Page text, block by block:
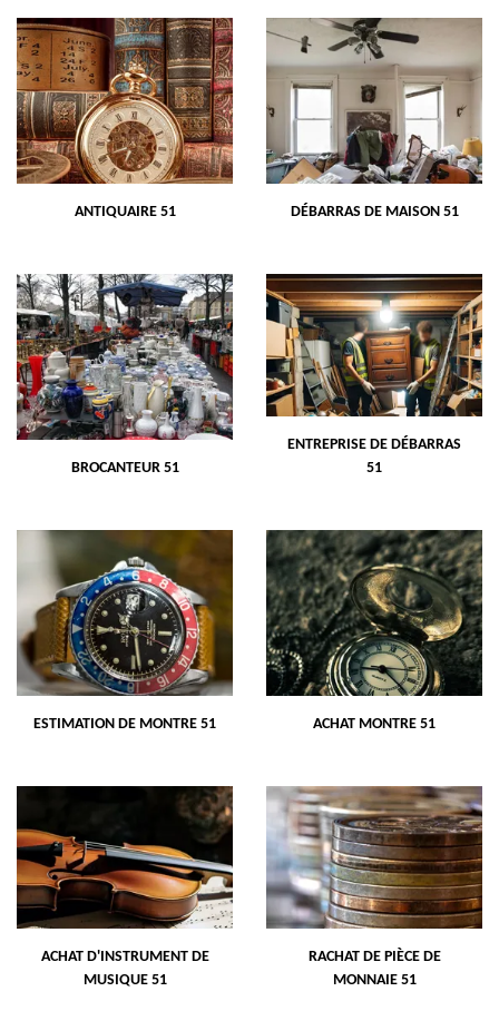
ANTIQUAIRE 51 DÉBARRAS DE MAISON 51
BROCANTEUR 51
ENTREPRISE DE DÉBARRAS
51
ESTIMATION DE MONTRE 51 ACHAT MONTRE 51
ACHAT D'INSTRUMENT DE
MUSIQUE 51
RACHAT DE PIÈCE DE
MONNAIE 51